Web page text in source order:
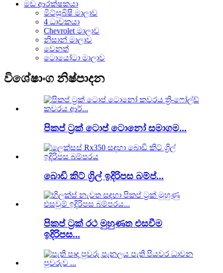
මඩ ආරක්ෂකයා
මිට්සුබිෂි මාලාව
4 ධාවකයා
Chevrolet මාලාව
නිසාන් මාලාව
වෙනත්
ටොයෝටා මාලාව
විශේෂාංග නිෂ්පාදන
පිකප් ට්‍රක් ටොප් ටොනෝ සමාගම...
බොඩි කිට් ග්‍රිල් ඉදිරිපස බම්ප්...
පිකප් ට්‍රක් රථ මුහුණත එසවීම
ඉදිරිපස...